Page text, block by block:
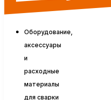
Оборудование,
аксессуары
и
расходные
материалы
для сварки